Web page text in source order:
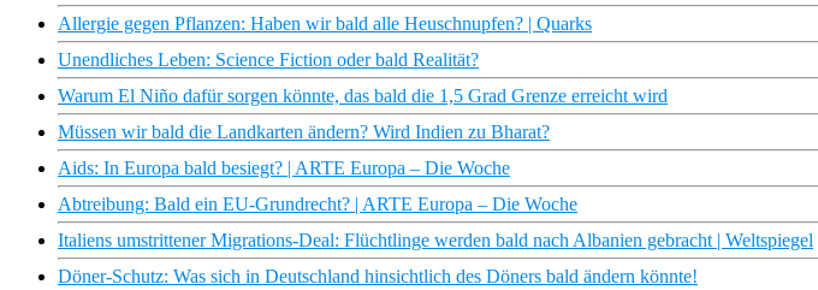
Allergie gegen Pflanzen: Haben wir bald alle Heuschnupfen? | Quarks
Unendliches Leben: Science Fiction oder bald Realität?
Warum El Niño dafür sorgen könnte, das bald die 1,5 Grad Grenze erreicht wird
Müssen wir bald die Landkarten ändern? Wird Indien zu Bharat?
Aids: In Europa bald besiegt? | ARTE Europa – Die Woche
Abtreibung: Bald ein EU-Grundrecht? | ARTE Europa – Die Woche
Italiens umstrittener Migrations-Deal: Flüchtlinge werden bald nach Albanien gebracht | Weltspiegel
Döner-Schutz: Was sich in Deutschland hinsichtlich des Döners bald ändern könnte!